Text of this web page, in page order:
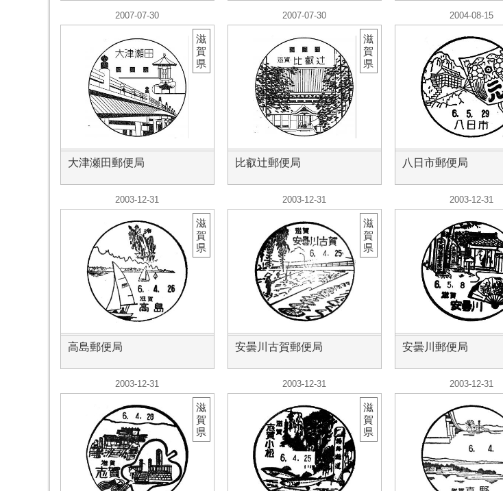
2007-07-30
大津瀬田郵便局
滋
賀
県
2007-07-30
比叡辻郵便局
滋
賀
県
2004-08-15
八日市郵便局
2003-12-31
高島郵便局
滋
賀
県
2003-12-31
安曇川古賀郵便局
滋
賀
県
2003-12-31
安曇川郵便局
2003-12-31
滋
賀
県
2003-12-31
滋
賀
県
2003-12-31